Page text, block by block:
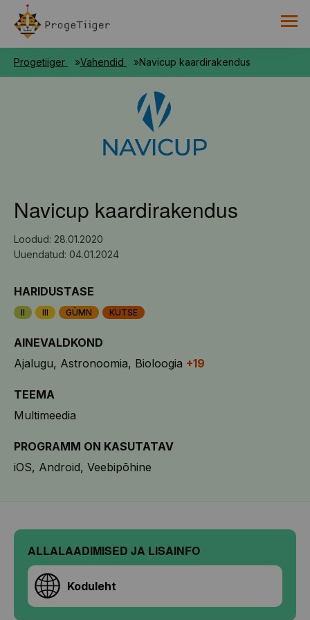
RAAMAT
Progetiiger Vahendid Navicup kaardirakendus
Navicup kaardirakendus
Loodud: 28.01.2020
Uuendatud: 04.01.2024
HARIDUSTASE
II III GÜMN KUTSE
AINEVALDKOND
Ajalugu Astronoomia Bioloogia +19
TEEMA
Multimeedia
PROGRAMM ON KASUTATAV
iOS Android Veebipõhine
ALLALAADIMISED JA LISAINFO
Koduleht